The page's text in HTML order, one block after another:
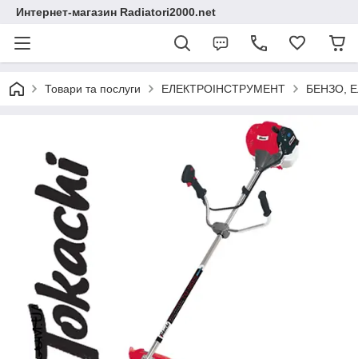
Интернет-магазин Radiatori2000.net
Товари та послуги ЕЛЕКТРОІНСТРУМЕНТ БЕНЗО,